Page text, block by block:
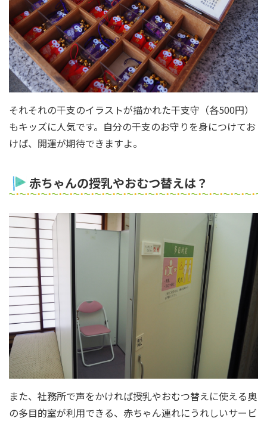
それそれの干支のイラストが描かれた干支守（各500円）
もキッズに人気です。自分の干支のお守りを身につけてお
けば、開運が期待できますよ。
赤ちゃんの授乳やおむつ替えは？
また、社務所で声をかければ授乳やおむつ替えに使える奥
の多目的室が利用できる、赤ちゃん連れにうれしいサービ